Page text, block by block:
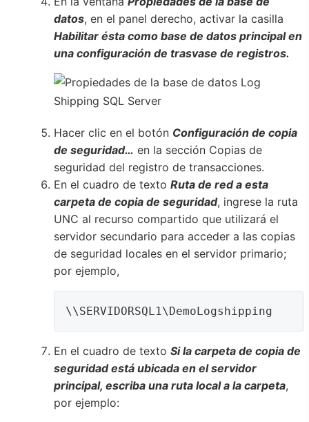
datos, en el panel derecho, activar la casilla
Habilitar ésta como base de datos principal en
una configuración de trasvase de registros.
Hacer clic en el botón Configuración de copia
de seguridad… en la sección Copias de
seguridad del registro de transacciones.
En el cuadro de texto Ruta de red a esta
carpeta de copia de seguridad, ingrese la ruta
UNC al recurso compartido que utilizará el
servidor secundario para acceder a las copias
de seguridad locales en el servidor primario;
por ejemplo,
\\SERVIDORSQL1\DemoLogshipping
En el cuadro de texto Si la carpeta de copia de
seguridad está ubicada en el servidor
principal, escriba una ruta local a la carpeta,
por ejemplo: